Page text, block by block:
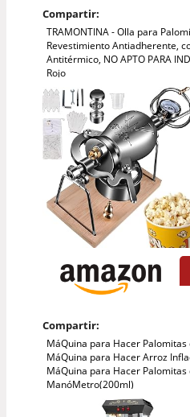
Compartir:
TRAMONTINA - Olla para
Revestimiento Antiadherente,
Antitérmico, NO APTO PARA
Rojo
Compartir:
MáQuina para Hacer
MáQuina para Hacer Arroz
MáQuina para Hacer
ManóMetro(200ml)